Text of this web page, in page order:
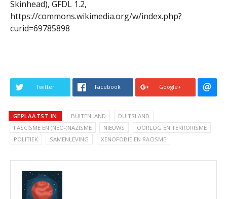
Skinhead), GFDL 1.2,
https://commons.wikimedia.org/w/index.php?
curid=69785898
Twitter Facebook Google+
GEPLAATST IN BUITENLAND
DUITSLAND
FASCISME EN (NEO-)NAZISME
NIEUWS
OORLOG EN TERRORISME
POLITIEK
SAMENLEVING XENOFOBIE EN RACISME